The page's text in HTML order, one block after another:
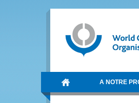
A NOTRE